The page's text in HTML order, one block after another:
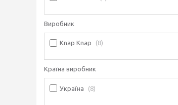
Виробник
Knap Knap 8
Країна виробник
Україна 8